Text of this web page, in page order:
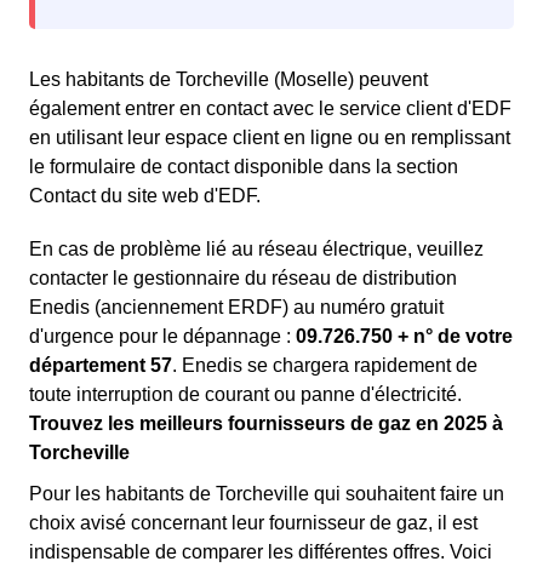
Les habitants de Torcheville (Moselle) peuvent
également entrer en contact avec le service client d'EDF
en utilisant leur espace client en ligne ou en remplissant
le formulaire de contact disponible dans la section
Contact du site web d'EDF.
En cas de problème lié au réseau électrique, veuillez
contacter le gestionnaire du réseau de distribution
Enedis (anciennement ERDF) au numéro gratuit
d'urgence pour le dépannage : 09.726.750 + n° de votre
département 57. Enedis se chargera rapidement de
toute interruption de courant ou panne d'électricité.
Trouvez les meilleurs fournisseurs de gaz en 2025 à
Torcheville
Pour les habitants de Torcheville qui souhaitent faire un
choix avisé concernant leur fournisseur de gaz, il est
indispensable de comparer les différentes offres. Voici